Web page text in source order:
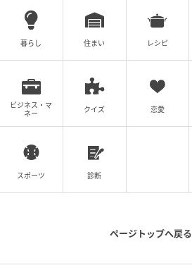
暮らし 住まい レシピ
ビジネス・マ
ネー
クイズ 恋愛
スポーツ 診断
ページトップへ戻る